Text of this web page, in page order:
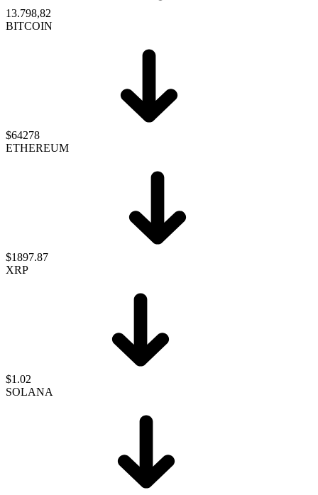
13.798,82
BITCOIN
$64278
ETHEREUM
$1897.87
XRP
$1.02
SOLANA